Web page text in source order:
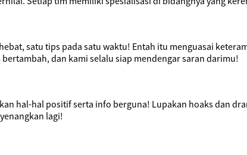
satu tips pada satu waktu! Entah itu menguasai
dan kami selalu siap mendengar saran darimu!
hal-hal positif serta info berguna! Lupakan hoaks dan
lagi!